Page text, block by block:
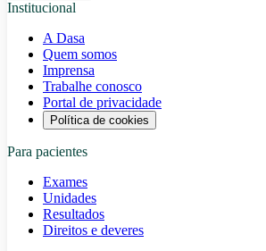
Institucional
A Dasa
Quem somos
Imprensa
Trabalhe conosco
Portal de privacidade
Política de cookies
Para pacientes
Exames
Unidades
Resultados
Direitos e deveres